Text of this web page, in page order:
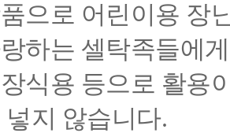
으로 어린이용 장
하는 셀탁족들에
식용 등으로 활용
지 않습니다.